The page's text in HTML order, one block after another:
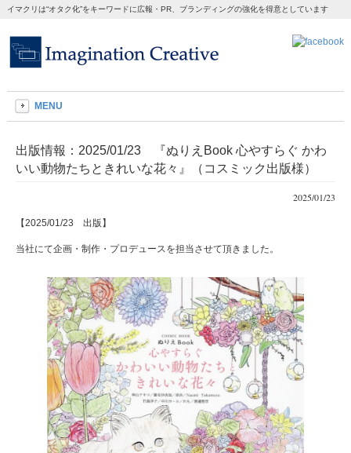
イマクリは“オタク化”をキーワードに広報・PR、ブランディングの強化を得意としています
MENU
出版情報：2025/01/23 『ぬりえBook 心やすらぐ かわ
いい動物たちときれいな花々』（コスミック出版様）
2025/01/23
【2025/01/23 出版】
当社にて企画・制作・プロデュースを担当させて頂きました。